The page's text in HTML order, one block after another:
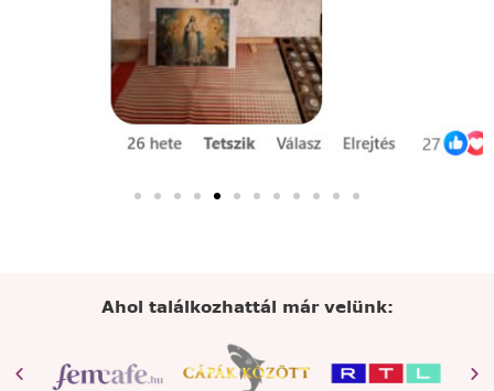
Ahol találkozhattál már velünk: